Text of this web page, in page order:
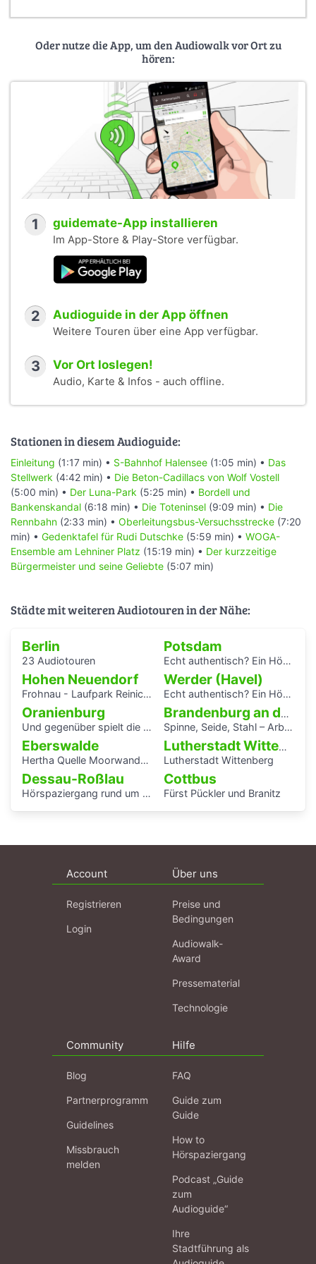
Oder nutze die App, um den Audiowalk vor Ort zu
hören:
1 guidemate-App installieren
Im App-Store & Play-Store verfügbar.
2 Audioguide in der App öffnen
Weitere Touren über eine App verfügbar.
3 Vor Ort loslegen!
Audio, Karte & Infos - auch offline.
Stationen in diesem Audioguide:
Einleitung (1:17 min) • S-Bahnhof Halensee (1:05 min) • Das
Stellwerk (4:42 min) • Die Beton-Cadillacs von Wolf Vostell
(5:00 min) • Der Luna-Park (5:25 min) • Bordell und
Bankenskandal (6:18 min) • Die Toteninsel (9:09 min) • Die
Rennbahn (2:33 min) • Oberleitungsbus-Versuchsstrecke (7:20
min) • Gedenktafel für Rudi Dutschke (5:59 min) • WOGA-
Ensemble am Lehniner Platz (15:19 min) • Der kurzzeitige
Bürgermeister und seine Geliebte (5:07 min)
Städte mit weiteren Audiotouren in der Nähe:
Berlin
23 Audiotouren
Potsdam
Echt authentisch? Ein Hörspaziergang durch Potsdams Mitte
Hohen Neuendorf
Frohnau - Laufpark Reinickendorf
Werder (Havel)
Echt authentisch? Ein Hörspaziergang durch Potsdams Mitte
Oranienburg
Und gegenüber spielt die Blaskapelle
Brandenburg an der Havel
Spinne, Seide, Stahl – Arbeit und Kunst in Brandenburg.
Eberswalde
Hertha Quelle Moorwanderung
Lutherstadt Wittenberg
Lutherstadt Wittenberg
Dessau-Roßlau
Hörspaziergang rund um die Laubenganghäuser der Bauhaussiedlung Törten
Cottbus
Fürst Pückler und Branitz
Account
Registrieren
Login
Über uns
Preise und
Bedingungen
Audiowalk-
Award
Pressematerial
Technologie
Community
Blog
Partnerprogramm
Guidelines
Missbrauch
melden
Hilfe
FAQ
Guide zum
Guide
How to
Hörspaziergang
Podcast „Guide
zum
Audioguide“
Ihre
Stadtführung als